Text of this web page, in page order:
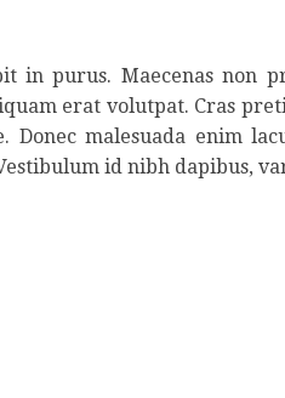
purus. Maecenas non
erat volutpat. Cras
malesuada enim
id nibh dapibus,